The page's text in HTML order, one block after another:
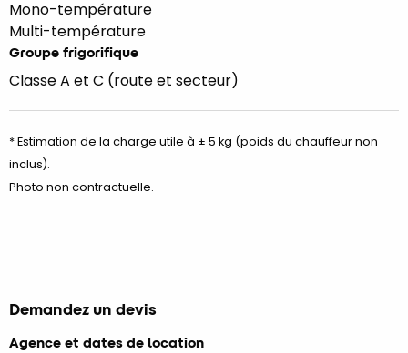
Mono-température
Multi-température
Groupe frigorifique
Classe A et C (route et secteur)
* Estimation de la charge utile à ± 5 kg (poids du chauffeur non
inclus).
Photo non contractuelle.
Demandez un devis
Agence et dates de location